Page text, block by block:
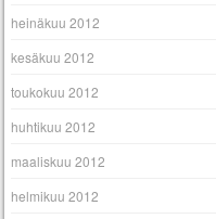
heinäkuu 2012
kesäkuu 2012
toukokuu 2012
huhtikuu 2012
maaliskuu 2012
helmikuu 2012